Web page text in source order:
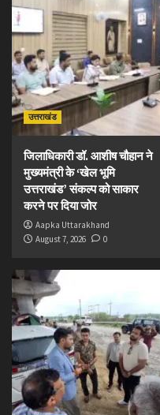
उत्तराखंड
जिलाधिकारी डॉ. आशीष चौहान ने
मुख्यमंत्री के ‘खेल भूमि
उत्तराखंड’ संकल्प को साकार
करने पर दिया जोर
Aapka Uttarakhand
August 7, 2026
0